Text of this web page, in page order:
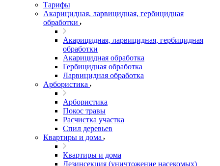
Тарифы
Акарицидная, ларвицидная, гербицидная
обработки
Акарицидная, ларвицидная, гербицидная
обработки
Акарицидная обработка
Гербицидная обработка
Ларвицидная обработка
Арбористика
Арбористика
Покос травы
Расчистка участка
Спил деревьев
Квартиры и дома
Квартиры и дома
Дезинсекция (уничтожение насекомых)